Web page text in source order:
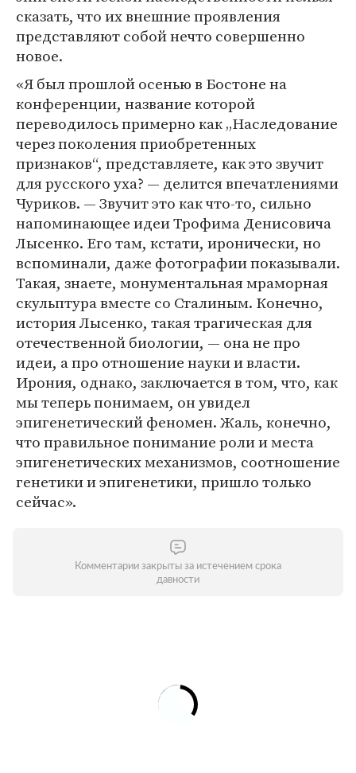
сказать, что их внешние проявления
представляют собой нечто совершенно
новое.
«Я был прошлой осенью в Бостоне на
конференции, название которой
переводилось примерно как „Наследование
через поколения приобретенных
признаков“, представляете, как это звучит
для русского уха? — делится впечатлениями
Чуриков. — Звучит это как что-то, сильно
напоминающее идеи Трофима Денисовича
Лысенко. Его там, кстати, иронически, но
вспоминали, даже фотографии показывали.
Такая, знаете, монументальная мраморная
скульптура вместе со Сталиным. Конечно,
история Лысенко, такая трагическая для
отечественной биологии, — она не про
идеи, а про отношение науки и власти.
Ирония, однако, заключается в том, что, как
мы теперь понимаем, он увидел
эпигенетический феномен. Жаль, конечно,
что правильное понимание роли и места
эпигенетических механизмов, соотношение
генетики и эпигенетики, пришло только
сейчас».
Комментарии закрыты за истечением срока
давности